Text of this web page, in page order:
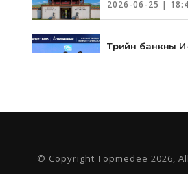
2026-06-25 |
Төрийн банкны
үйлчилгээнд
шинэчлэн
© Copyright Topmedee 2026,